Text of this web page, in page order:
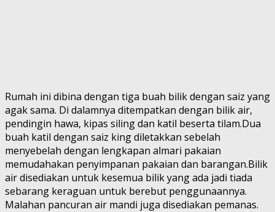
Rumah ini dibina dengan tiga buah bilik dengan saiz yang
agak sama. Di dalamnya ditempatkan dengan bilik air,
pendingin hawa, kipas siling dan katil beserta tilam.Dua
buah katil dengan saiz king diletakkan sebelah
menyebelah dengan lengkapan almari pakaian
memudahakan penyimpanan pakaian dan barangan.Bilik
air disediakan untuk kesemua bilik yang ada jadi tiada
sebarang keraguan untuk berebut penggunaannya.
Malahan pancuran air mandi juga disediakan pemanas.